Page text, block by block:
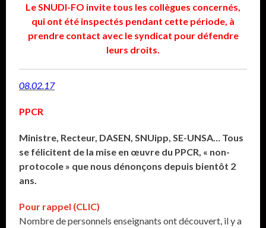
Le SNUDI-FO invite tous les collègues concernés,
qui ont été inspectés pendant cette période, à
prendre contact avec le syndicat pour défendre
leurs droits.
08.02.17
PPCR
Ministre, Recteur, DASEN, SNUipp, SE-UNSA… Tous
se félicitent de la mise en œuvre du PPCR, « non-
protocole » que nous dénonçons depuis bientôt 2
ans.
Pour rappel (CLIC)
Nombre de personnels enseignants ont découvert, il y a